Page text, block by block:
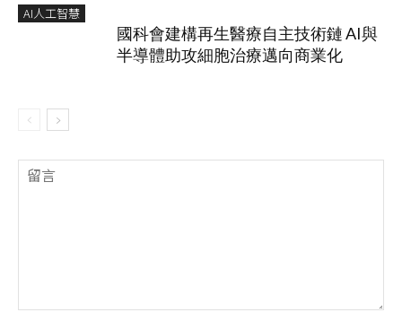
AI人工智慧
國科會建構再生醫療自主技術鏈 AI與
半導體助攻細胞治療邁向商業化